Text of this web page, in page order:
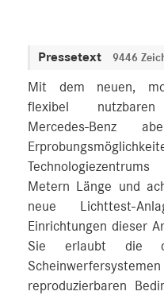
Pressetext 9446
Mit dem neuen,
flexibel
Mercedes‑Benz
Metern Länge und
neue Lichttest-
Einrichtungen dieser
Sie erlaubt die
reproduzierbaren